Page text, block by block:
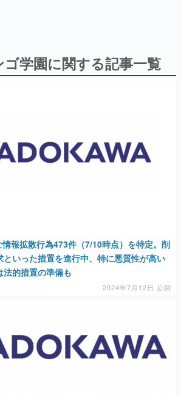
ンテンツ産業やカルチャーに与えた影響を探る企
のいたり〜ゲームクリエイターの青春〜
ケ』『ペンと箸』等で知られるマンガ家・田中圭
よるゲーム業界レポートマンガです。
が変えた日本語
」「裏技」「ラスボス」… ゲームにまつわる言葉
用法の変遷を、コンピューター文化史研究家・タ
氏が徹底調査。
学園に関する記事一覧
報拡散行為473件（7/10時点）を特定。削
いった措置を進行中、特に悪質性が高い
的措置の準備も
2024年7月12日 公開